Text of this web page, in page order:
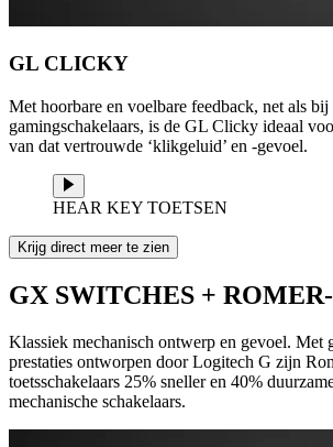
GL CLICKY
Met hoorbare en voelbare feedback, net als
gamingschakelaars, is de GL Clicky ideaal
van dat vertrouwde ‘klikgeluid’ en -gevoel.
HEAR KEY TOETSEN
Krijg direct meer te zien
GX SWITCHES +
Klassiek mechanisch ontwerp en gevoel. Met
prestaties ontworpen door Logitech G zijn
toetsschakelaars 25% sneller en 40%
mechanische schakelaars.